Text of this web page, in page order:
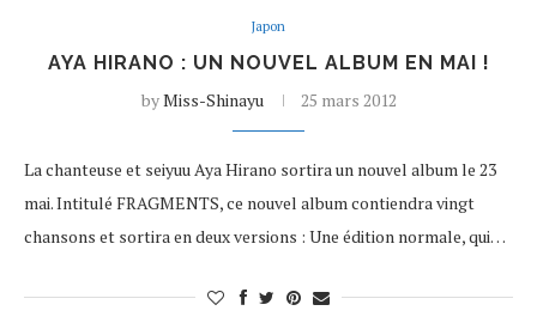
Japon
AYA HIRANO : UN NOUVEL ALBUM EN MAI !
byMiss-Shinayu 25 mars 2012
La chanteuse et seiyuu Aya Hirano sortira un nouvel album le 23
mai. Intitulé FRAGMENTS, ce nouvel album contiendra vingt
chansons et sortira en deux versions : Une édition normale, qui…